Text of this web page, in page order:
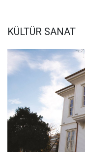
KÜLTÜR SANAT